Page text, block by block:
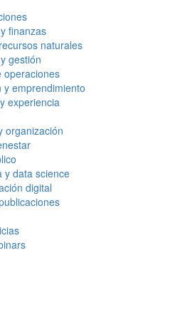
finanzas
naturales
gestión
operaciones
y emprendimiento
experiencia
organización
y data science
digital